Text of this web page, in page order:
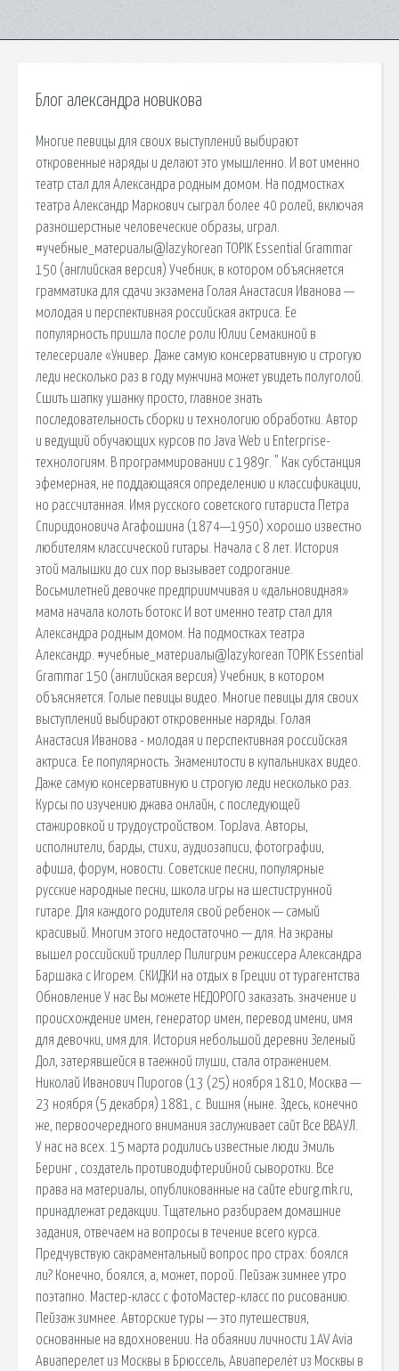
Блог александра новикова
Многие певицы для своих выступлений выбирают
откровенные наряды и делают это умышленно. И вот именно
театр стал для Александра родным домом. На подмостках
театра Александр Маркович сыграл более 40 ролей, включая
разношерстные человеческие образы, играл.
#учебные_материалы@lazykorean TOPIK Essential Grammar
150 (английская версия) Учебник, в котором объясняется
грамматика для сдачи экзамена Голая Анастасия Иванова —
молодая и перспективная российская актриса. Ее
популярность пришла после роли Юлии Семакиной в
телесериале «Универ. Даже самую консервативную и строгую
леди несколько раз в году мужчина может увидеть полуголой.
Сшить шапку ушанку просто, главное знать
последовательность сборки и технологию обработки. Автор
и ведущий обучающих курсов по Java Web и Enterprise-
технологиям. В программировании с 1989г. " Как субстанция
эфемерная, не поддающаяся определению и классификации,
но рассчитанная. Имя русского советского гитариста Петра
Спиридоновича Агафошина (1874—1950) хорошо известно
любителям классической гитары. Начала с 8 лет. История
этой малышки до сих пор вызывает содрогание.
Восьмилетней девочке предприимчивая и «дальновидная»
мама начала колоть ботокс И вот именно театр стал для
Александра родным домом. На подмостках театра
Александр. #учебные_материалы@lazykorean TOPIK Essential
Grammar 150 (английская версия) Учебник, в котором
объясняется. Голые певицы видео. Многие певицы для своих
выступлений выбирают откровенные наряды. Голая
Анастасия Иванова - молодая и перспективная российская
актриса. Ее популярность. Знаменитости в купальниках видео.
Даже самую консервативную и строгую леди несколько раз.
Курсы по изучению джава онлайн, с последующей
стажировкой и трудоустройством. TopJava. Авторы,
исполнители, барды, стихи, аудиозаписи, фотографии,
афиша, форум, новости. Советские песни, популярные
русские народные песни, школа игры на шестиструнной
гитаре. Для каждого родителя свой ребенок — самый
красивый. Многим этого недостаточно — для. На экраны
вышел российский триллер Пилигрим режиссера Александра
Баршака с Игорем. СКИДКИ на отдых в Греции от турагентства
Обновление У нас Вы можете НЕДОРОГО заказать. значение и
происхождение имен, генератор имен, перевод имени, имя
для девочки, имя для. История небольшой деревни Зеленый
Дол, затерявшейся в таежной глуши, стала отражением.
Николай Иванович Пирогов (13 (25) ноября 1810, Москва —
23 ноября (5 декабря) 1881, с. Вишня (ныне. Здесь, конечно
же, первоочередного внимания заслуживает сайт Все ВВАУЛ.
У нас на всех. 15 марта родились известные люди Эмиль
Беринг , создатель противодифтерийной сыворотки. Все
права на материалы, опубликованные на сайте eburg.mk.ru,
принадлежат редакции. Тщательно разбираем домашние
задания, отвечаем на вопросы в течение всего курса.
Предчувствую сакраментальный вопрос про страх: боялся
ли? Конечно, боялся, а, может, порой. Пейзаж зимнее утро
поэтапно. Мастер-класс с фотоМастер-класс по рисованию.
Пейзаж зимнее. Авторские туры — это путешествия,
основанные на вдохновении. На обаянии личности 1AV Avia
Авиаперелет из Москвы в Брюссель, Авиаперелёт из Москвы в